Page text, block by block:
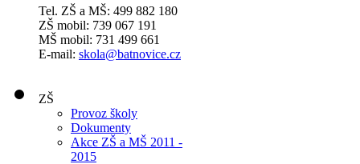
Tel. ZŠ a MŠ: 499 882 180
ZŠ mobil: 739 067 191
MŠ mobil: 731 499 661
E-mail: skola@batnovice.cz
ZŠ
Provoz školy
Dokumenty
Akce ZŠ a MŠ 2011 -
2015